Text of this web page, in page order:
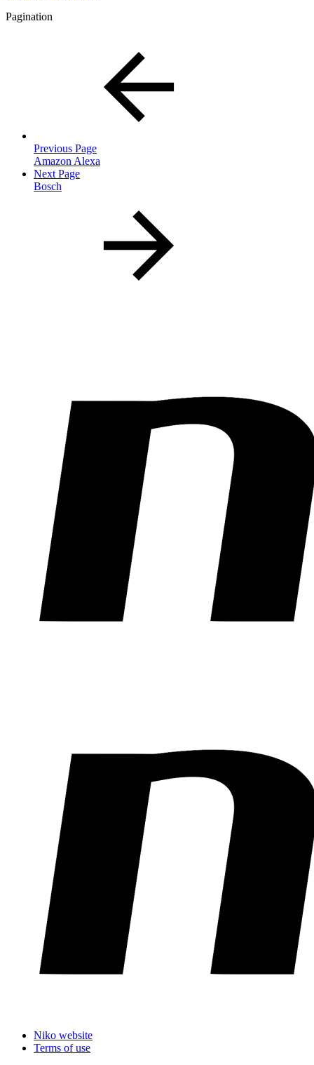
Pagination
Previous Page
Amazon Alexa
Next Page
Bosch
Niko website
Terms of use